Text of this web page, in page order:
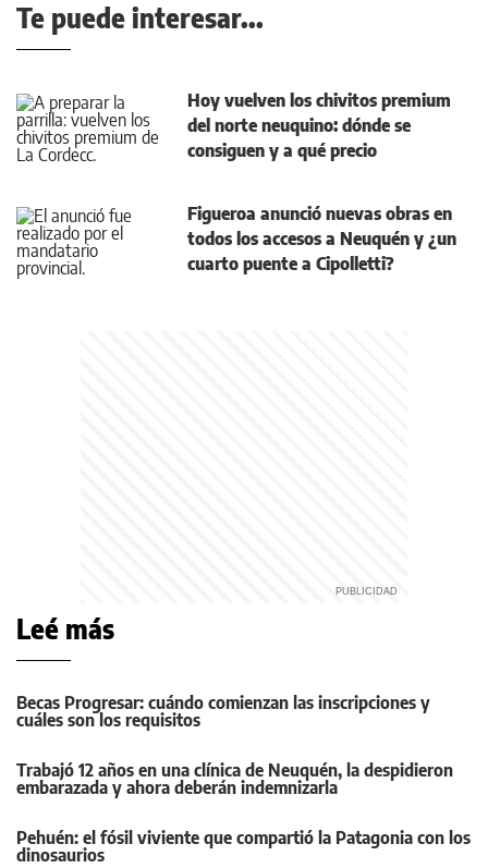
Te puede interesar...
Hoy vuelven los chivitos premium
del norte neuquino: dónde se
consiguen y a qué precio
Figueroa anunció nuevas obras en
todos los accesos a Neuquén y ¿un
cuarto puente a Cipolletti?
Leé más
Becas Progresar: cuándo comienzan las inscripciones y
cuáles son los requisitos
Trabajó 12 años en una clínica de Neuquén, la despidieron
embarazada y ahora deberán indemnizarla
Pehuén: el fósil viviente que compartió la Patagonia con los
dinosaurios